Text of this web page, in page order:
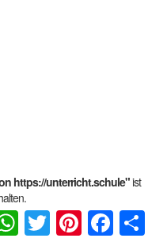
https://unterricht.schule"ist
WhatsApp
Twitter